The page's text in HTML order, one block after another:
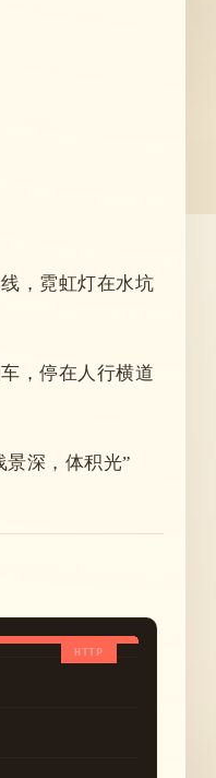
，霓虹灯在水坑
，停在人行横道
景深，体积光”